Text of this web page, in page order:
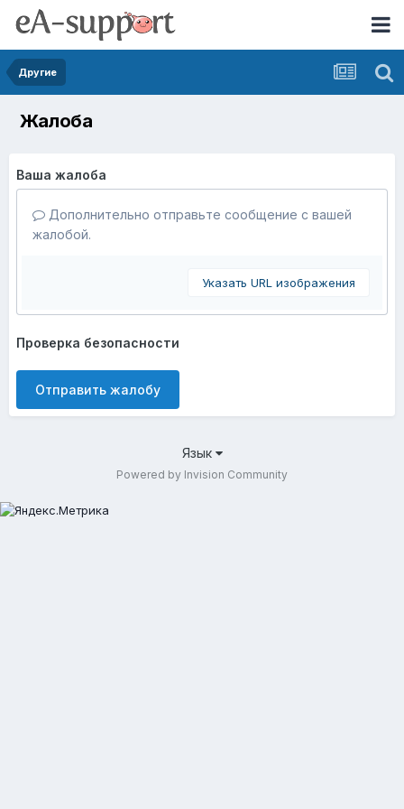
Другие
Жалоба
Ваша жалоба
Дополнительно отправьте сообщение с вашей
жалобой.
Указать URL изображения
Проверка безопасности
Отправить жалобу
Язык
Powered by Invision Community